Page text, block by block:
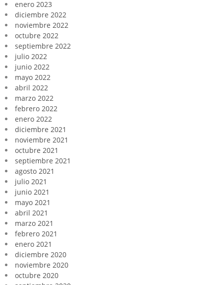
enero 2023
diciembre 2022
noviembre 2022
octubre 2022
septiembre 2022
julio 2022
junio 2022
mayo 2022
abril 2022
marzo 2022
febrero 2022
enero 2022
diciembre 2021
noviembre 2021
octubre 2021
septiembre 2021
agosto 2021
julio 2021
junio 2021
mayo 2021
abril 2021
marzo 2021
febrero 2021
enero 2021
diciembre 2020
noviembre 2020
octubre 2020